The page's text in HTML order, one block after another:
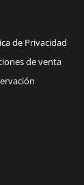
de Privacidad
de venta